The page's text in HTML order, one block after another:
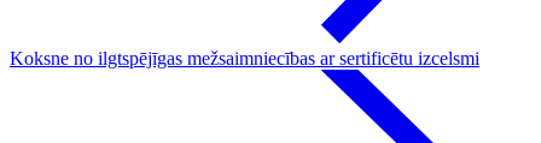
Koksne no ilgtspējīgas mežsaimniecības ar sertificētu izcelsmi